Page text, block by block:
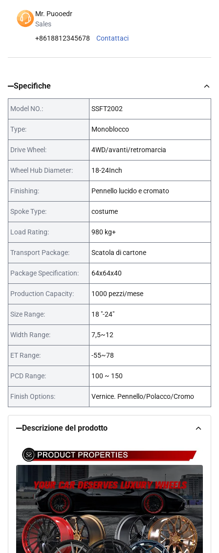
Mr. Puooedr
Sales
+8618812345678
Contattaci
Specifiche
Model NO.: SSFT2002
Type: Monoblocco
Drive Wheel: 4WD/avanti/retromarcia
Wheel Hub Diameter: 18-24Inch
Finishing: Pennello lucido e cromato
Spoke Type: costume
Load Rating: 980 kg+
Transport Package: Scatola di cartone
Package Specification: 64x64x40
Production Capacity: 1000 pezzi/mese
Size Range: 18 "-24"
Width Range: 7,5~12
ET Range: -55~78
PCD Range: 100 ~ 150
Finish Options: Vernice. Pennello/Polacco/Cromo
Descrizione del prodotto